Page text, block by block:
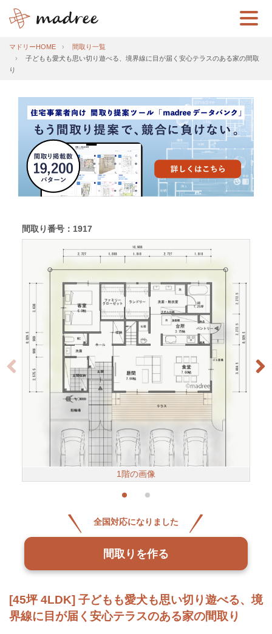
マドリーHOME
間取り一覧
子どもも愛犬も思い切り遊べる、境界線に目が届く安心テラスのある家の間取
り
[45坪 4LDK] 子どもも愛犬も思い切り遊べる、境
界線に目が届く安心テラスのある家の間取り
間取り番号：1917
1階の画像
全国対応になりました
間取りを作る